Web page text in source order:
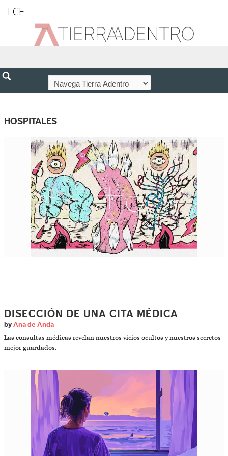
FCE
HOSPITALES
DISECCIÓN DE UNA CITA MÉDICA
by Ana de Anda
Las consultas médicas revelan nuestros vicios ocultos y nuestros secretos
mejor guardados.